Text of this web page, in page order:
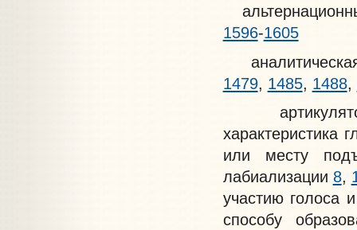
1596-1605
1479, 1485, 1488,
характеристика
или месту
лабиализации 8,
участию голоса
способу